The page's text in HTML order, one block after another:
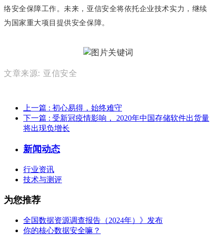
络安全保障工作。未来，亚信安全将依托企业技术实力，继续
为国家重大项目提供安全保障。
文章来源: 亚信安全
上一篇 : 初心易得，始终难守
下一篇 : 受新冠疫情影响， 2020年中国存储软件出货量
将出现负增长
新闻动态
行业资讯
技术与测评
为您推荐
全国数据资源调查报告（2024年）》发布
你的核心数据安全嘛？